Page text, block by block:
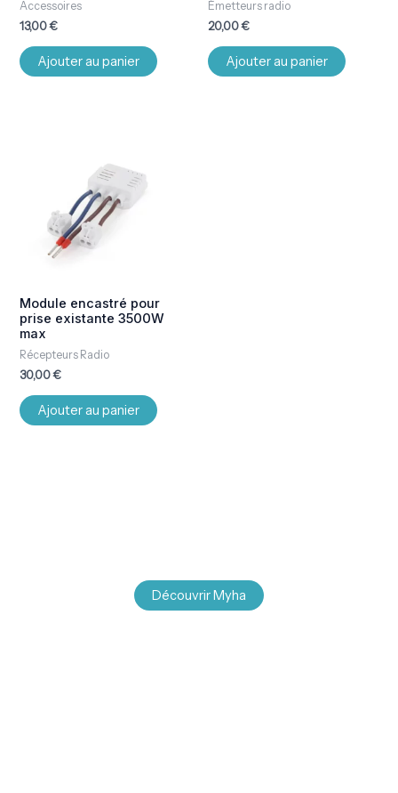
Accessoires
13,00€
Ajouter au panier
Émetteurs radio
20,00€
Ajouter au panier
Module encastré pour
prise existante 3500W
max
Récepteurs Radio
30,00€
Ajouter au panier
Découvrir Myha